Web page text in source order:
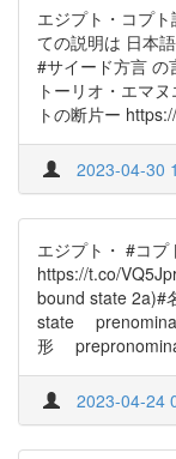
エジプト・コプ
ての説明は 日本
#サイード方言 の
トーリオ・エマ
トの断片ー
2023-04-30
エジプト・ #コプ
https://t.co/
bound state
state
形
2023-04-24